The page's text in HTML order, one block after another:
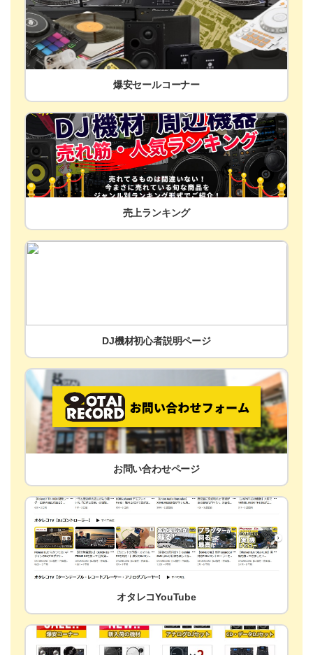
爆安セールコーナー
売上ランキング
DJ機材初心者説明ページ
お問い合わせページ
オタレコYouTube